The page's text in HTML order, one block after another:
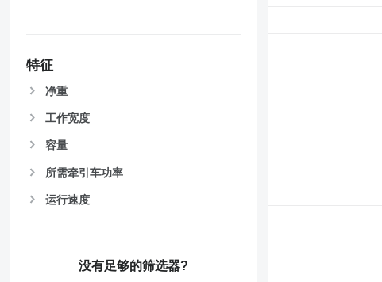
特征
净重
工作宽度
容量
所需牵引车功率
运行速度
没有足够的筛选器?